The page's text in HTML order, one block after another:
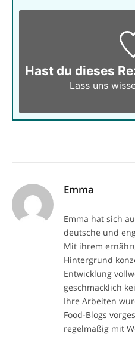
Hast du dieses
Lass uns
Emma
Emma hat sich
deutsche und
Mit ihrem
Hintergrund
Entwicklung
geschmacklich
Ihre Arbeiten
Food-Blogs
regelmäßig mit